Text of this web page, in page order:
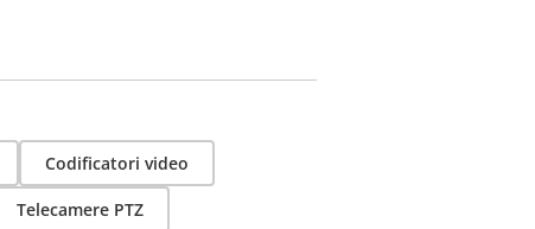
Codificatori video
Telecamere PTZ